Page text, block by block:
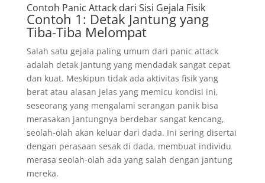
Contoh Panic Attack dari Sisi Gejala Fisik
Contoh 1: Detak Jantung yang
Tiba-Tiba Melompat
Salah satu gejala paling umum dari panic attack
adalah detak jantung yang mendadak sangat cepat
dan kuat. Meskipun tidak ada aktivitas fisik yang
berat atau alasan jelas yang memicu kondisi ini,
seseorang yang mengalami serangan panik bisa
merasakan jantungnya berdebar sangat kencang,
seolah-olah akan keluar dari dada. Ini sering disertai
dengan perasaan sesak di dada, membuat individu
merasa seolah-olah ada yang salah dengan jantung
mereka.